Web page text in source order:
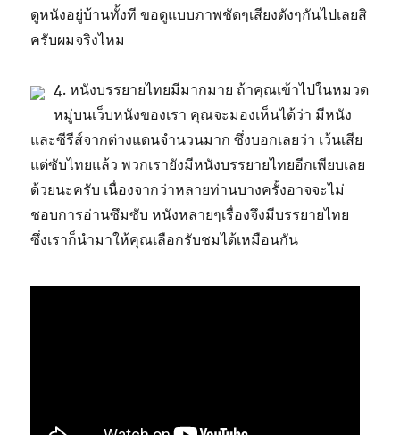
ดูหนังอยู่บ้านทั้งที ขอดูแบบภาพชัดๆเสียงดังๆกันไปเลยสิ
ครับผมจริงไหม
4. หนังบรรยายไทยมีมากมาย ถ้าคุณเข้าไปในหมวด
หมู่บนเว็บหนังของเรา คุณจะมองเห็นได้ว่า มีหนัง
และซีรีส์จากต่างแดนจำนวนมาก ซึ่งบอกเลยว่า เว้นเสีย
แต่ซับไทยแล้ว พวกเรายังมีหนังบรรยายไทยอีกเพียบเลย
ด้วยนะครับ เนื่องจากว่าหลายท่านบางครั้งอาจจะไม่
ชอบการอ่านซึมซับ หนังหลายๆเรื่องจึงมีบรรยายไทย
ซึ่งเราก็นำมาให้คุณเลือกรับชมได้เหมือนกัน